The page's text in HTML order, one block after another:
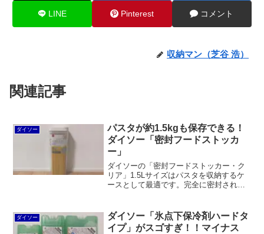
LINE Pinterest コメント
収納マン（芝谷 浩）
関連記事
ダイソー
パスタが約1.5kgも保存できる！
ダイソー「密封フードストッカ
ー」
ダイソーの「密封フードストッカー・ク
リア」1.5Lサイズはパスタを収納するケ
ースとして最適です。完全に密封されて
ます。
ダイソー
ダイソー「氷点下保冷剤ハードタ
イプ」がスゴすぎ！！マイナス